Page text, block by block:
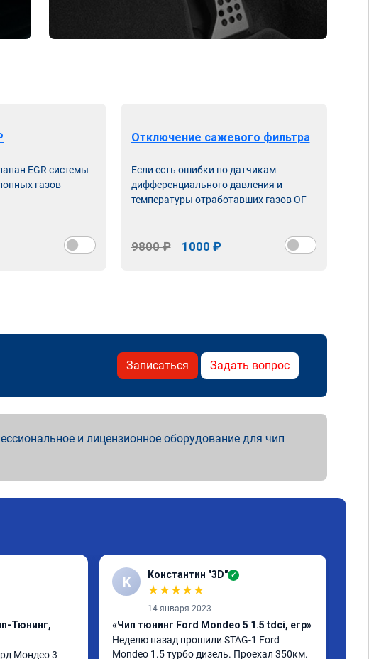
EGR системы
газов
Отключение сажевого фильтра
Если есть ошибки по датчикам
дифференциального давления и
температуры отработавших газов ОГ
9800 ₽ 1000 ₽
Записаться Задать вопрос
и лицензионное оборудование для чип
Тюнинг,
Мондео 3
К Константин "3D" ✓
★★★★★
14 января 2023
«Чип тюнинг Ford Mondeo 5 1.5 tdci, егр»
Неделю назад прошили STAG-1 Ford
Mondeo 1.5 турбо дизель. Проехал 350км.